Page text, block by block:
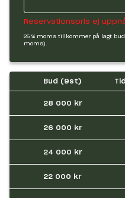
Reservationspris ej
25 % moms tillkommer på lagt
moms).
Bud (9st) Tid
28 000 kr
26 000 kr
24 000 kr
22 000 kr